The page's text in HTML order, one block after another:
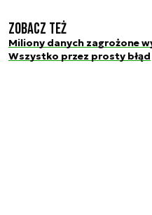
Zobacz też
Miliony danych zagrożone
Wszystko przez prosty błąd